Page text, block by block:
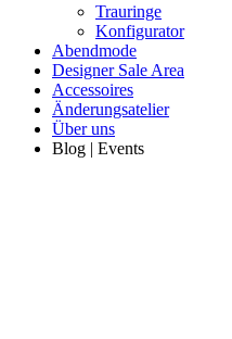
Trauringe
Konfigurator
Abendmode
Designer Sale Area
Accessoires
Änderungsatelier
Über uns
Blog | Events